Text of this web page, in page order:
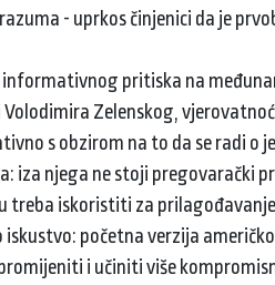
- uprkos činjenici da je
pritiska na
Zelenskog,
s obzirom na to da se radi o
iza njega ne stoji pregovarački
treba iskoristiti za
početna verzija
i učiniti više